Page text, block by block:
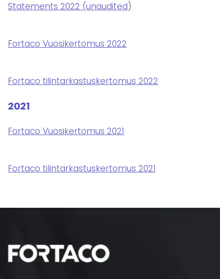
Statements 2022 (unaudited)
Fortaco Vuosikertomus 2022
Fortaco tilintarkastuskertomus 2022
2021
Fortaco Vuosikertomus 2021
Fortaco tilintarkastuskertomus 2021